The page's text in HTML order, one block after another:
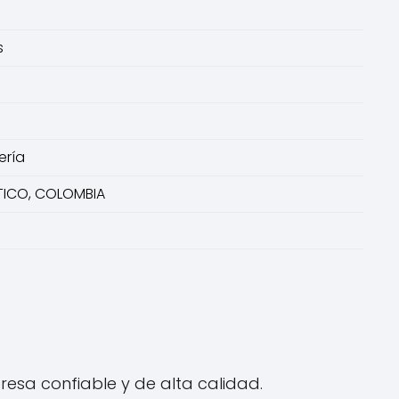
COLOMBIA
confiable y de alta calidad.